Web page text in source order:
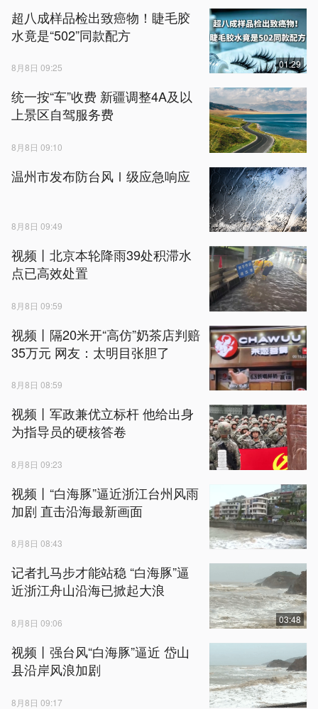
超八成样品检出致癌物！睫毛胶
水竟是“502”同款配方
8月8日 09:25 01:29
统一按“车”收费 新疆调整4A及以
上景区自驾服务费
8月8日 09:10
温州市发布防台风Ⅰ级应急响应
8月8日 09:49
视频丨北京本轮降雨39处积滞水
点已高效处置
8月8日 09:59
视频丨隔20米开“高仿”奶茶店判赔
35万元 网友：太明目张胆了
8月8日 08:59
视频丨军政兼优立标杆 他给出身
为指导员的硬核答卷
8月8日 09:23
视频丨“白海豚”逼近浙江台州风雨
加剧 直击沿海最新画面
8月8日 08:43
记者扎马步才能站稳 “白海豚”逼
近浙江舟山沿海已掀起大浪
8月8日 09:06 03:48
视频丨强台风“白海豚”逼近 岱山
县沿岸风浪加剧
8月8日 09:17